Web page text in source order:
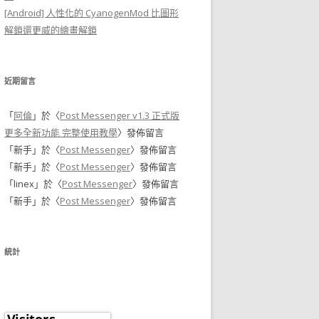
[Android] 人性化的 CyanogenMod 比圖形
解鎖還更威的繪畫解鎖
近期留言
「阿倫」於〈Post Messenger v1.3 正式版
更多全新功能 完整使用教學〉發佈留言
「新手」於〈Post Messenger〉發佈留言
「新手」於〈Post Messenger〉發佈留言
「linex」於〈Post Messenger〉發佈留言
「新手」於〈Post Messenger〉發佈留言
統計